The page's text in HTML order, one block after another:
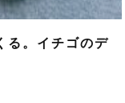
る。イチゴのデ